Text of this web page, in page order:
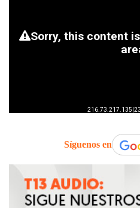
Síguenos en